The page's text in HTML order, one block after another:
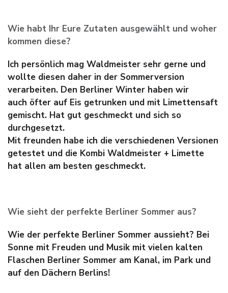
Wie habt Ihr Eure Zutaten ausgewählt und woher
kommen diese?
Ich persönlich mag Waldmeister sehr gerne und
wollte diesen daher in der Sommerversion
verarbeiten. Den Berliner Winter haben wir
auch öfter auf Eis getrunken und mit Limettensaft
gemischt. Hat gut geschmeckt und sich so
durchgesetzt.
Mit freunden habe ich die verschiedenen Versionen
getestet und die Kombi Waldmeister + Limette
hat allen am besten geschmeckt.
Wie sieht der perfekte Berliner Sommer aus?
Wie der perfekte Berliner Sommer aussieht? Bei
Sonne mit Freuden und Musik mit vielen kalten
Flaschen Berliner Sommer am Kanal, im Park und
auf den Dächern Berlins!